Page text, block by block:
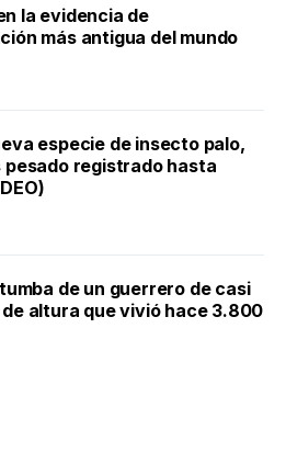
la evidencia de
más antigua del mundo
especie de insecto palo,
pesado registrado hasta
de un guerrero de casi
altura que vivió hace 3.800